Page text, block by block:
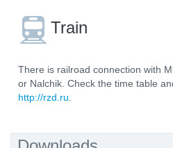
Train
There is railroad connection with
or Nalchik. Check the time table
http://rzd.ru